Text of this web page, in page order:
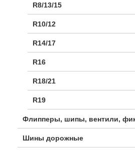
R8/13/15
R10/12
R14/17
R16
R18/21
R19
Флипперы, шипы, вентили,
Шины дорожные